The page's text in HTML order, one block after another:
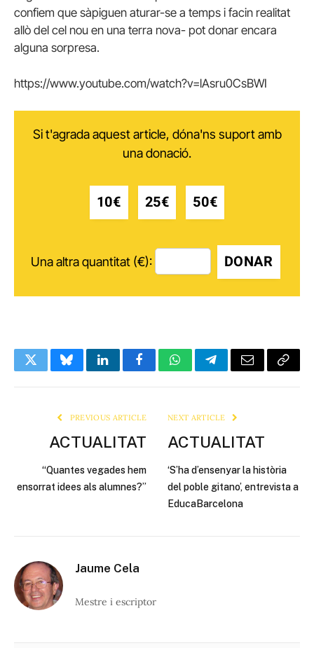
confiem que sàpiguen aturar-se a temps i facin realitat
allò del cel nou en una terra nova- pot donar encara
alguna sorpresa.
https://www.youtube.com/watch?v=lAsru0CsBWI
Si t'agrada aquest article, dóna'ns suport amb
una donació.
10€ 25€ 50€
Una altra quantitat (€): DONAR
TwitterBlueskyLinkedInFacebookWhatsAppTelegramEmail Copy
PREVIOUS ARTICLE
ACTUALITAT
“Quantes vegades hem
ensorrat idees als alumnes?”
NEXT ARTICLE
ACTUALITAT
‘S’ha d’ensenyar la història
del poble gitano’, entrevista a
EducaBarcelona
Jaume Cela
Mestre i escriptor